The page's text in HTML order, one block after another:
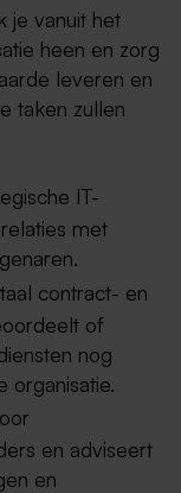
je vanuit het
heen en zorg
leveren en
taken zullen
IT-
met
contract- en
of
nog
organisatie.
en adviseert
en